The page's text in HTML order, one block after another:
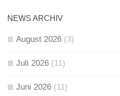
NEWS ARCHIV
August 2026 (3)
Juli 2026 (11)
Juni 2026 (11)